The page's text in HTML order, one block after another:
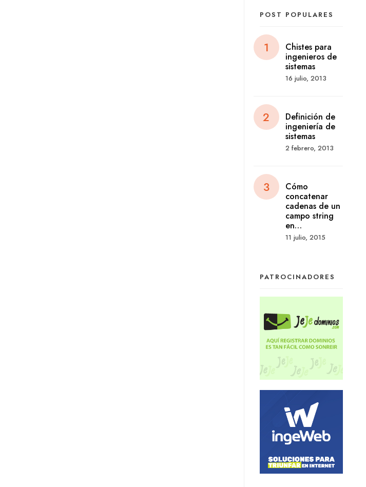
POST POPULARES
Chistes para
ingenieros de
sistemas
16 julio, 2013
Definición de
ingeniería de
sistemas
2 febrero, 2013
Cómo
concatenar
cadenas de un
campo string
en…
11 julio, 2015
PATROCINADORES